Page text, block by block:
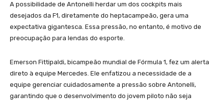
A possibilidade de Antonelli herdar um dos cockpits mais
desejados da F1, diretamente do heptacampeão, gera uma
expectativa gigantesca. Essa pressão, no entanto, é motivo de
preocupação para lendas do esporte.
Emerson Fittipaldi, bicampeão mundial de Fórmula 1, fez um alerta
direto à equipe Mercedes. Ele enfatizou a necessidade de a
equipe gerenciar cuidadosamente a pressão sobre Antonelli,
garantindo que o desenvolvimento do jovem piloto não seja